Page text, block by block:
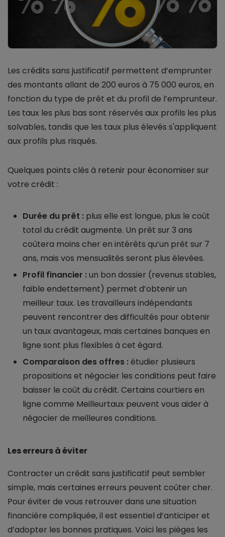
Les crédits sans justificatif permettent d’emprunter
des montants allant de 200 euros à 75 000 euros, en
fonction du type de prêt et du profil de l’emprunteur.
Les taux les plus bas sont réservés aux profils les plus
solvables, tandis que les taux plus élevés s'appliquent
aux profils plus risqués.
Quelques points clés à retenir pour économiser sur
votre crédit :
Durée du prêt : plus elle est longue, plus le coût
total du crédit augmente. Un prêt sur 3 ans
coûtera moins cher en intérêts qu’un prêt sur 7
ans, mais vos mensualités seront plus élevées.
Profil financier :un bon dossier (revenus stables,
faible endettement) permet d’obtenir un
meilleur taux. Les travailleurs indépendants
peuvent rencontrer des difficultés pour obtenir
un taux avantageux, mais certaines banques en
ligne sont plus flexibles à cet égard.
Comparaison des offres :étudier plusieurs
propositions et négocier les conditions peut faire
baisser le coût du crédit. Certains courtiers en
ligne comme Meilleurtaux peuvent vous aider à
négocier de meilleures conditions.
Les erreurs à éviter
Contracter un crédit sans justificatif peut sembler
simple, mais certaines erreurs peuvent coûter cher.
Pour éviter de vous retrouver dans une situation
financière compliquée, il est essentiel d’anticiper et
d’adopter les bonnes pratiques. Voici les pièges les